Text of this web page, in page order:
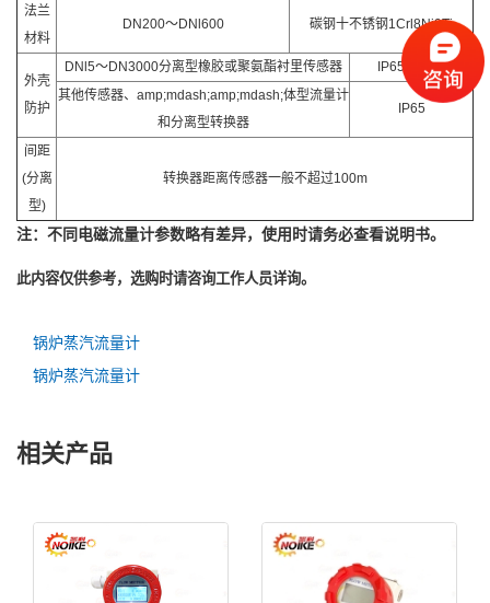
法兰
材料
DN200～DNl600 碳钢十不锈钢1Crl8Ni9Ti
外壳
防护
DNl5～DN3000分离型橡胶或聚氨酯衬里传感器
IP65或IP68
其他传感器、amp;mdash;amp;mdash;体型流量计
和分离型转换器
IP65
间距
(分离
型)
转换器距离传感器一般不超过100m
注：不同电磁流量计参数略有差异，使用时请务必查看说明书。
此内容仅供参考，选购时请咨询工作人员详询。
锅炉蒸汽流量计
锅炉蒸汽流量计
相关产品